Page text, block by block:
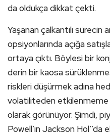
da oldukça dikkat çekti.
Yaşanan çalkantılı sürecin
opsiyonlarında açığa
ortaya çıktı. Böylesi bir
derin bir kaosa
riskleri düşürmek adına
volatiliteden etkilenmeme
olarak görünüyor. Şimdi,
Powell’ın Jackson